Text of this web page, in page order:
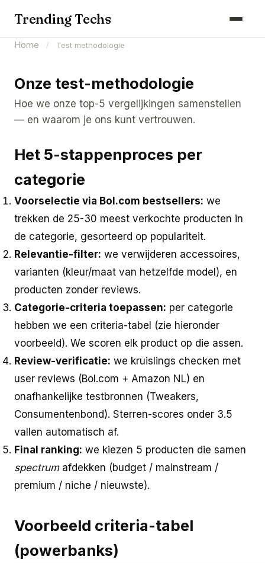
Trending Techs
Schoonmaak
Smart Home & Beveiliging
Home / Test methodologie
Onze test-methodologie
Hoe we onze top-5 vergelijkingen samenstellen
— en waarom je ons kunt vertrouwen.
Het 5-stappenproces per
categorie
Voorselectie via Bol.com bestsellers: we
trekken de 25-30 meest verkochte producten in
de categorie, gesorteerd op populariteit.
Relevantie-filter: we verwijderen accessoires,
varianten (kleur/maat van hetzelfde model), en
producten zonder reviews.
Categorie-criteria toepassen: per categorie
hebben we een criteria-tabel (zie hieronder
voorbeeld). We scoren elk product op die assen.
Review-verificatie: we kruislings checken met
user reviews (Bol.com + Amazon NL) en
onafhankelijke testbronnen (Tweakers,
Consumentenbond). Sterren-scores onder 3.5
vallen automatisch af.
Final ranking: we kiezen 5 producten die samen
spectrumafdekken (budget / mainstream /
premium / niche / nieuwste).
Voorbeeld criteria-tabel
(powerbanks)